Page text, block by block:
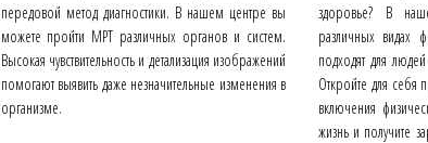
передовой метод диагностики. В нашем центре вы
можете пройти МРТ различных органов и систем.
Высокая чувствительность и детализация изображений
помогают выявить даже незначительные изменения в
организме.
здоровье? В
различных видах
подходят для
Откройте для
включения
жизнь и получите